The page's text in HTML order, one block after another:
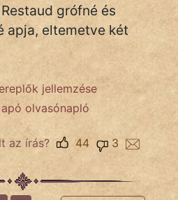
grófné és
apja, eltemetve két
jellemzése
olvasónapló
az írás? 3
44